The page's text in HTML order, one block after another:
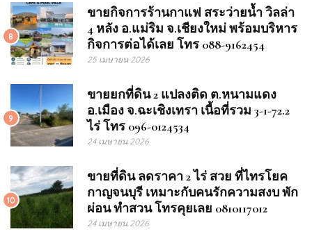
8
ขายกิจการร้านกาแฟ สระว่ายน้ำ วิลล่า
4 หลัง อ.แม่ริม จ.เชียงใหม่ พร้อมบริหาร
กิจการต่อได้เลย โทร 088-9162454
25 เมษายน 2026
9
ขายยกที่ดิน 2 แปลงติด ต.หนามแดง
อ.เมือง จ.ฉะเชิงเทรา เนื้อที่รวม 3-1-72.2
ไร่ โทร 096-0124534
24 เมษายน 2026
10
ขายที่ดิน ลดราคา 2 ไร่ สวย ที่ไทรโยค
กาญจนบุรี เหมาะกับคนรักความสงบ พัก
ผ่อน ทำสวน โทรคุยเลย 0810117012
24 เมษายน 2026